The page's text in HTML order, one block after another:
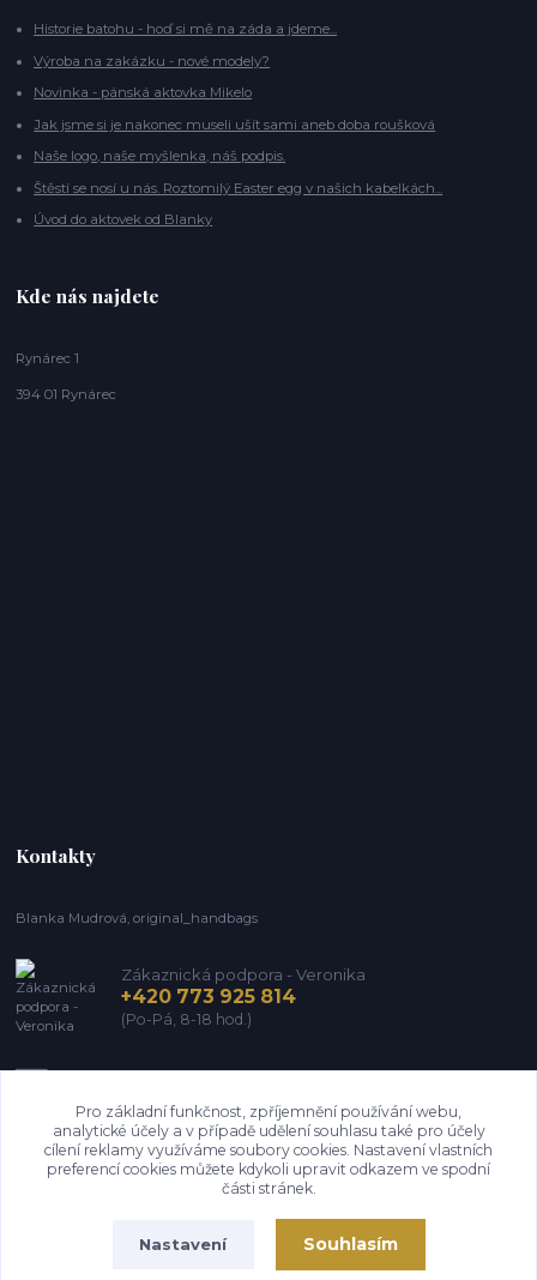
Historie batohu - hoď si mě na záda a jdeme...
Výroba na zakázku - nové modely?
Novinka - pánská aktovka Mikelo
Jak jsme si je nakonec museli ušít sami aneb doba roušková
Naše logo, naše myšlenka, náš podpis.
Štěstí se nosí u nás. Roztomilý Easter egg v našich kabelkách...
Úvod do aktovek od Blanky
Kde nás najdete
Rynárec 1
394 01 Rynárec
Kontakty
Blanka Mudrová, original_handbags
Zákaznická podpora - Veronika
+420 773 925 814
(Po-Pá, 8-18 hod.)
Pro základní funkčnost, zpříjemnění používání webu,
analytické účely a v případě udělení souhlasu také pro účely
cílení reklamy využíváme soubory cookies. Nastavení vlastních
preferencí cookies můžete kdykoli upravit odkazem ve spodní
části stránek.
Nastavení Souhlasím